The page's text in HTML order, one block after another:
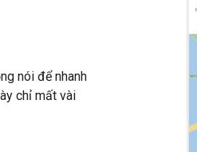
nói để nhanh
chỉ mất vài